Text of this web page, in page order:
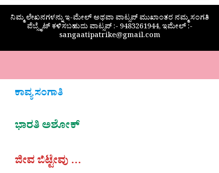
ನಿಮ್ಮ ಲೇಖನಗಳನ್ನು ಇ-ಮೇಲ್ ಅಥವಾ ವಾಟ್ಸಪ್ ಮುಖಾಂತರ ನಮ್ಮ ಸಂಗತಿ
ವೆಬ್ಸೈಟ್ ಕಳಿಸಬಹುದು ವಾಟ್ಸಪ್‌ :- 9483261944, ಇಮೇಲ್ :-
sangaatipatrike@gmail.com
ಕಾವ್ಯ ಸಂಗಾತಿ
ಭಾರತಿ ಅಶೋಕ್
ಜೀವ ಬಿಟ್ಟೇವು …